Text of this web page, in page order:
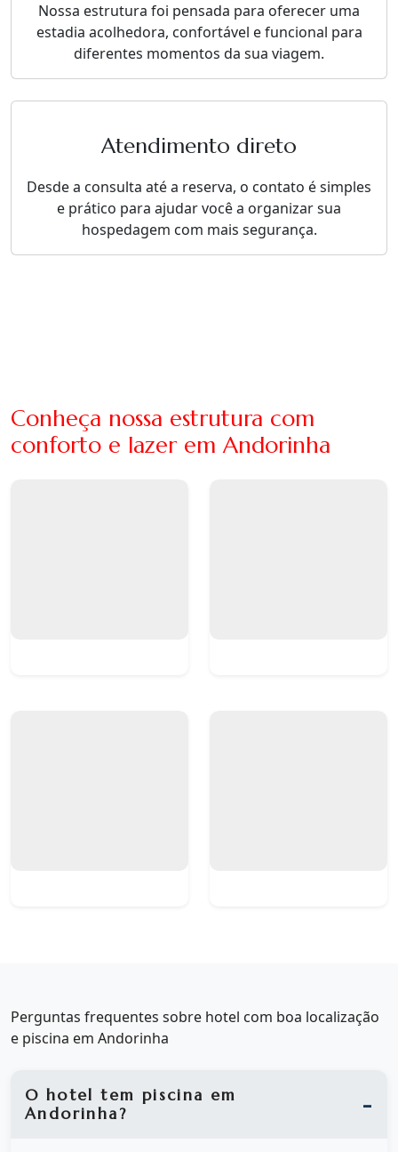
Nossa estrutura foi pensada para oferecer uma
estadia acolhedora, confortável e funcional para
diferentes momentos da sua viagem.
Atendimento direto
Desde a consulta até a reserva, o contato é simples
e prático para ajudar você a organizar sua
hospedagem com mais segurança.
Conheça nossa estrutura com
conforto e lazer em Andorinha
Perguntas frequentes sobre hotel com boa localização
e piscina em Andorinha
O hotel tem piscina em
Andorinha?